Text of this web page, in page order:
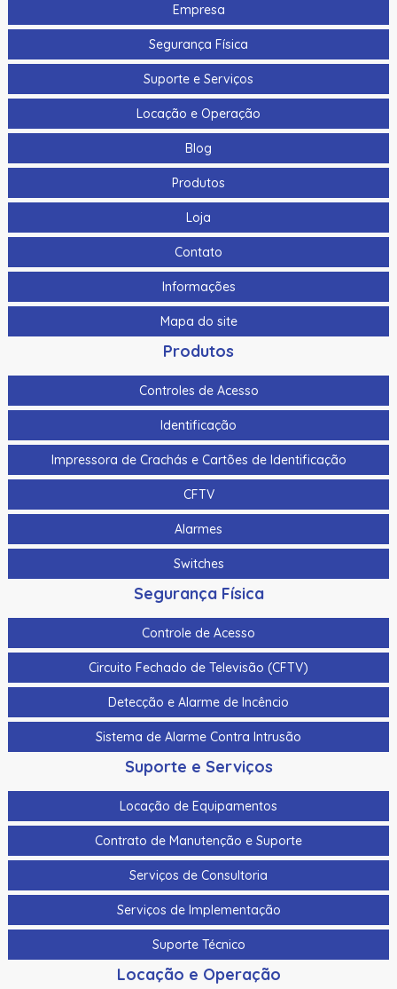
Empresa
Segurança Física
Suporte e Serviços
Locação e Operação
Blog
Produtos
Loja
Contato
Informações
Mapa do site
Produtos
Controles de Acesso
Identificação
Impressora de Crachás e Cartões de Identificação
CFTV
Alarmes
Switches
Segurança Física
Controle de Acesso
Circuito Fechado de Televisão (CFTV)
Detecção e Alarme de Incêncio
Sistema de Alarme Contra Intrusão
Suporte e Serviços
Locação de Equipamentos
Contrato de Manutenção e Suporte
Serviços de Consultoria
Serviços de Implementação
Suporte Técnico
Locação e Operação